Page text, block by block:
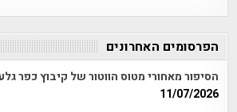
הפרסומים האחרונים
הסיפור מאחורי מטוס הווטור של קיבוץ כפר
11/07/2026